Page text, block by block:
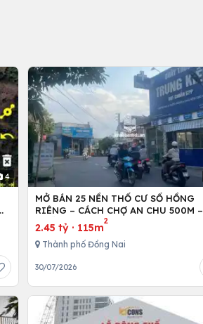
4
MỞ BÁN 25 NỀN THỔ CƯ SỔ HỒNG
RIÊNG – CÁCH CHỢ AN CHU 500M –
NGÃ BA TRỊ AN 700M
2.45 tỷ· 115m
2
Thành phố Đồng Nai
30/07/2026